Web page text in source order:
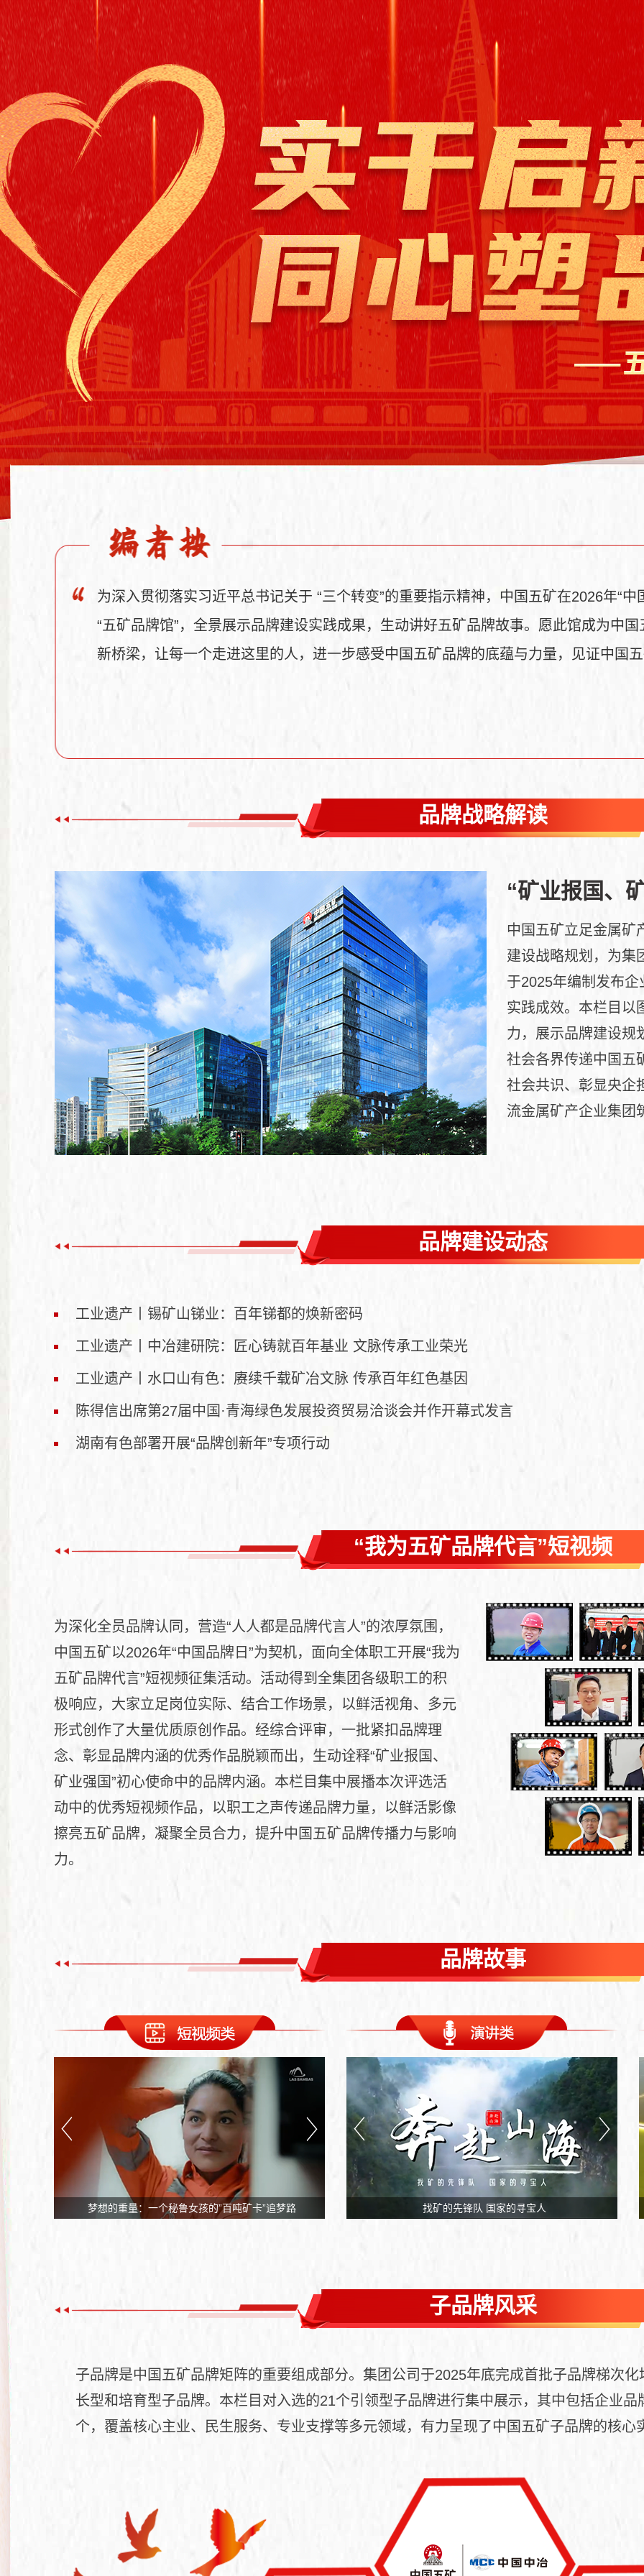
为深入贯彻落实习近平总书记关于 “三个转变”的重要指示精神，中国五矿在2026年“
“五矿品牌馆”，全景展示品牌建设实践成果，生动讲好五矿品牌故事。愿此馆成为中
新桥梁，让每一个走进这里的人，进一步感受中国五矿品牌的底蕴与力量，见证中国
品牌战略解读
“矿业报国、
中国五矿立足金属矿
建设战略规划，为集
于2025年编制发布
实践成效。本栏目以
力，展示品牌建设规
社会各界传递中国五
社会共识、彰显央企
流金属矿产企业集团
品牌建设动态
工业遗产丨锡矿山锑业：百年锑都的焕新密码
工业遗产丨中冶建研院：匠心铸就百年基业 文脉传承工业荣光
工业遗产丨水口山有色：赓续千载矿冶文脉 传承百年红色基因
陈得信出席第27届中国·青海绿色发展投资贸易洽谈会并作开幕式发言
湖南有色部署开展“品牌创新年”专项行动
“我为五矿品牌代言”短视频
为深化全员品牌认同，营造“人人都是品牌代言人”的浓厚氛围，
中国五矿以2026年“中国品牌日”为契机，面向全体职工开展“我为
五矿品牌代言”短视频征集活动。活动得到全集团各级职工的积
极响应，大家立足岗位实际、结合工作场景，以鲜活视角、多元
形式创作了大量优质原创作品。经综合评审，一批紧扣品牌理
念、彰显品牌内涵的优秀作品脱颖而出，生动诠释“矿业报国、
矿业强国”初心使命中的品牌内涵。本栏目集中展播本次评选活
动中的优秀短视频作品，以职工之声传递品牌力量，以鲜活影像
擦亮五矿品牌，凝聚全员合力，提升中国五矿品牌传播力与影响
力。
品牌故事
梦想的重量：一个秘鲁女孩的”百吨矿卡”追梦路 五矿石墨绿色智能矿山和智慧工厂
研“墨” 找矿的先锋队 国家的寻宝人
坚守之光·与爱同行 一封来自大山里深藏3年的来信
子品牌风采
子品牌是中国五矿品牌矩阵的重要组成部分。集团公司于2025年底完成首批子品牌梯次
长型和培育型子品牌。本栏目对入选的21个引领型子品牌进行集中展示，其中包括企业
个，覆盖核心主业、民生服务、专业支撑等多元领域，有力呈现了中国五矿子品牌的核心